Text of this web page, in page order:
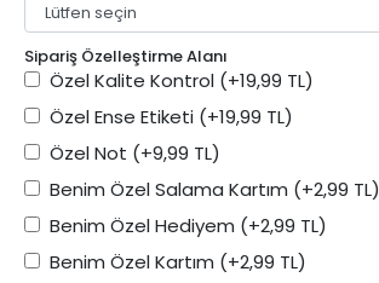
Sipariş Özelleştirme Alanı
Özel Kalite Kontrol (+19,99 TL)
Özel Ense Etiketi (+19,99 TL)
Özel Not (+9,99 TL)
Benim Özel Salama Kartım (+2,99 TL)
Benim Özel Hediyem (+2,99 TL)
Benim Özel Kartım (+2,99 TL)